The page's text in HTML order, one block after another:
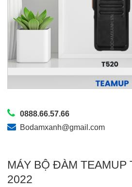
0888.66.57.66
Bodamxanh@gmail.com
MÁY BỘ ĐÀM TEAMUP
2022